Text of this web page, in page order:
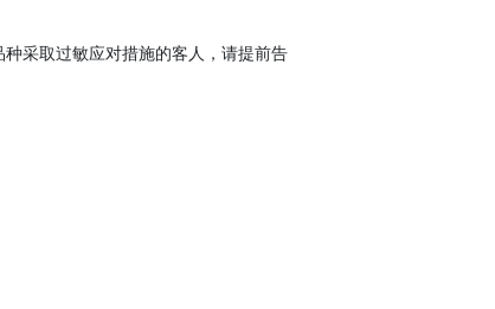
采取过敏应对措施的客人，请提前告